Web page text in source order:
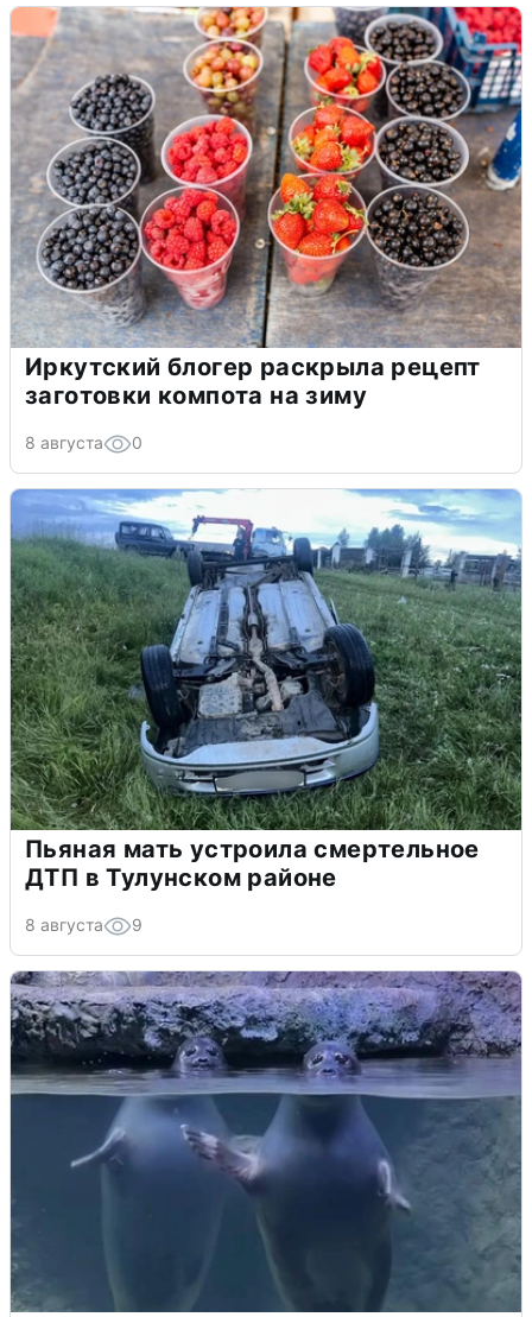
Иркутский блогер раскрыла рецепт
заготовки компота на зиму
8 августа 0
Пьяная мать устроила смертельное
ДТП в Тулунском районе
8 августа 9